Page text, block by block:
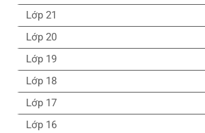
Lớp 21
Lớp 20
Lớp 19
Lớp 18
Lớp 17
Lớp 16